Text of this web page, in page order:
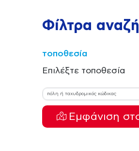
Φίλτρα
τοποθεσία
Επιλέξτε τοποθεσία
Εμφάνιση